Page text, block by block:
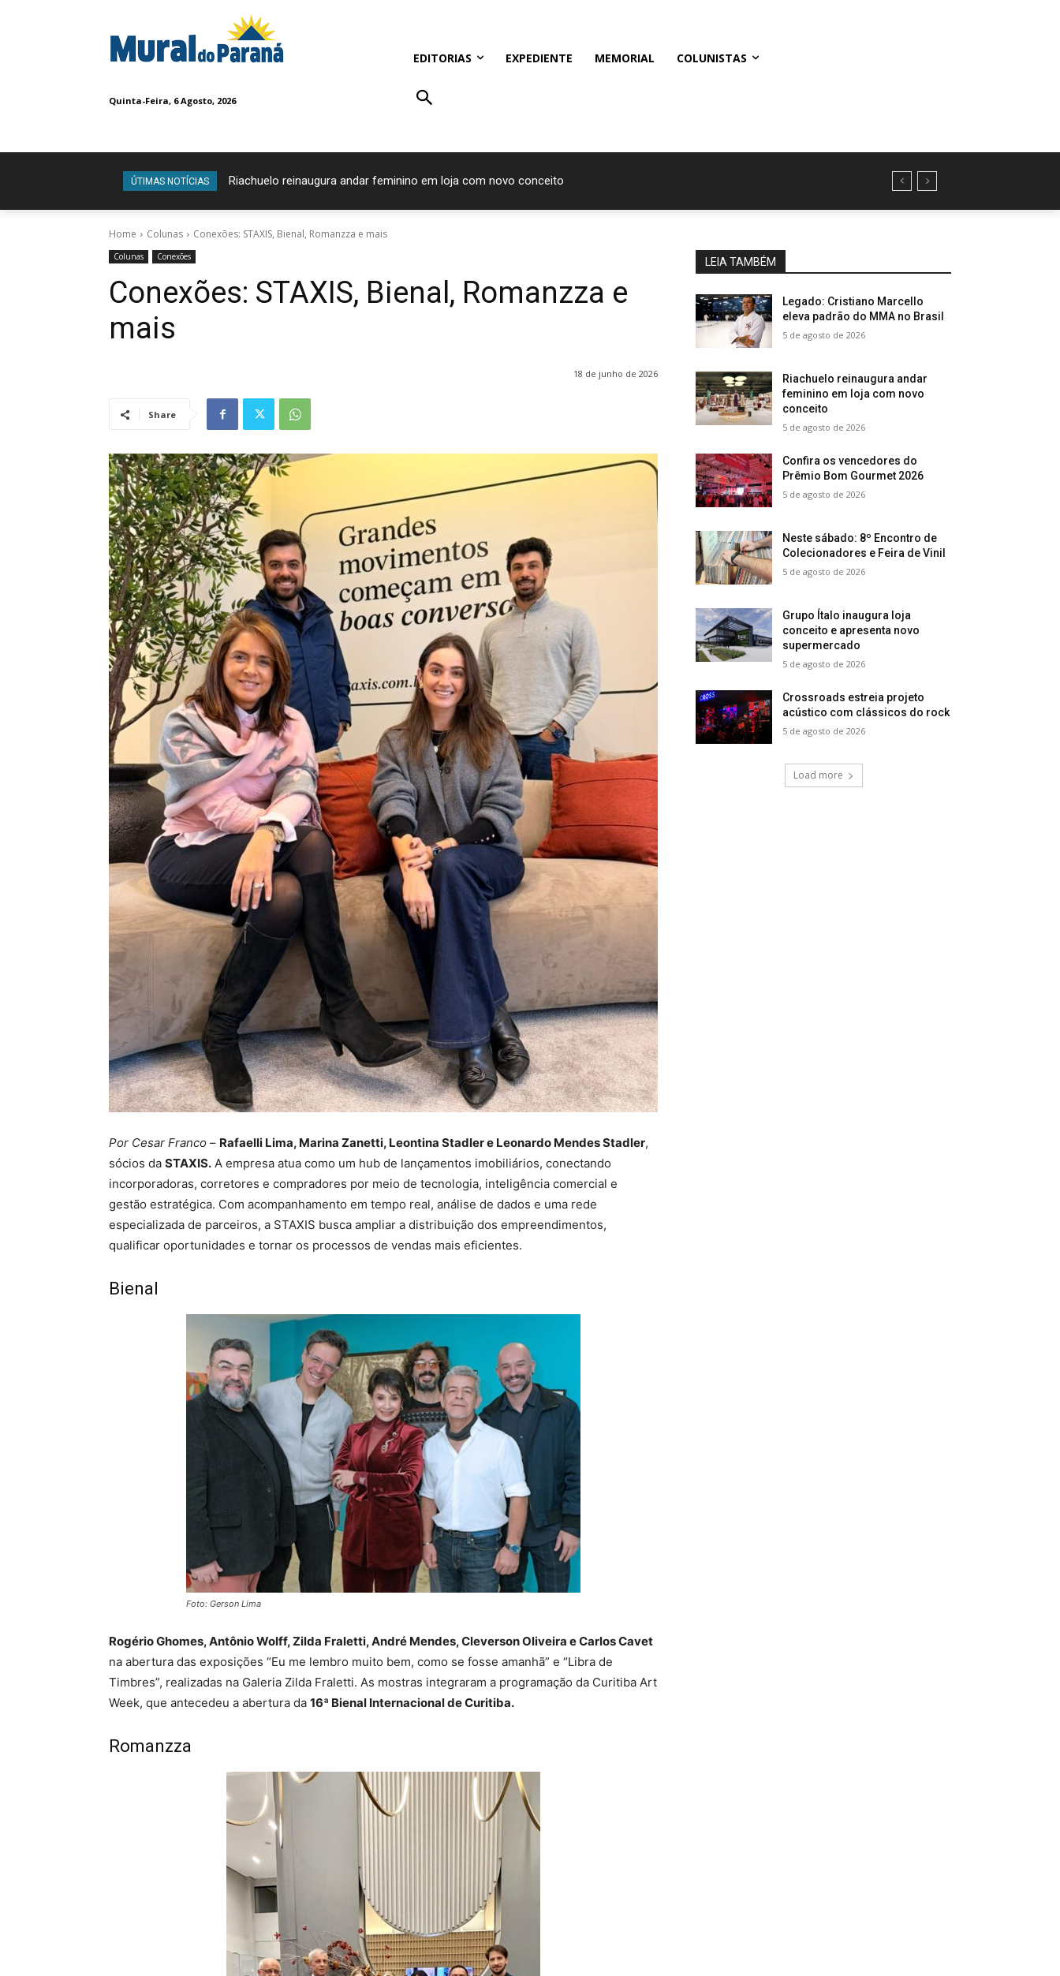
Quinta-Feira, 6 Agosto, 2026
EDITORIAS EXPEDIENTE MEMORIAL COLUNISTAS
ÚTIMAS NOTÍCIAS Riachuelo reinaugura andar feminino em loja com novo conceito
Confira os vencedores do Prêmio Bom Gourmet 2026
Home Colunas Conexões: STAXIS, Bienal, Romanzza e mais
Colunas Conexões
Conexões: STAXIS, Bienal, Romanzza e
mais
18 de junho de 2026
Share
Por Cesar Franco – Rafaelli Lima, Marina Zanetti, Leontina Stadler e Leonardo Mendes Stadler,
sócios da STAXIS. A empresa atua como um hub de lançamentos imobiliários, conectando
incorporadoras, corretores e compradores por meio de tecnologia, inteligência comercial e
gestão estratégica. Com acompanhamento em tempo real, análise de dados e uma rede
especializada de parceiros, a STAXIS busca ampliar a distribuição dos empreendimentos,
qualificar oportunidades e tornar os processos de vendas mais eficientes.
Bienal
Foto: Gerson Lima
Rogério Ghomes, Antônio Wolff, Zilda Fraletti, André Mendes, Cleverson Oliveira e Carlos Cavet
na abertura das exposições “Eu me lembro muito bem, como se fosse amanhã” e “Libra de
Timbres”, realizadas na Galeria Zilda Fraletti. As mostras integraram a programação da Curitiba Art
Week, que antecedeu a abertura da 16ª Bienal Internacional de Curitiba.
Romanzza
LEIA TAMBÉM
Legado: Cristiano Marcello
eleva padrão do MMA no Brasil
5 de agosto de 2026
Riachuelo reinaugura andar
feminino em loja com novo
conceito
5 de agosto de 2026
Confira os vencedores do
Prêmio Bom Gourmet 2026
5 de agosto de 2026
Neste sábado: 8º Encontro de
Colecionadores e Feira de Vinil
5 de agosto de 2026
Grupo Ítalo inaugura loja
conceito e apresenta novo
supermercado
5 de agosto de 2026
Crossroads estreia projeto
acústico com clássicos do rock
5 de agosto de 2026
Load more